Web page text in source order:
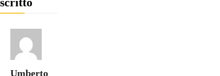
scritto
Umberto